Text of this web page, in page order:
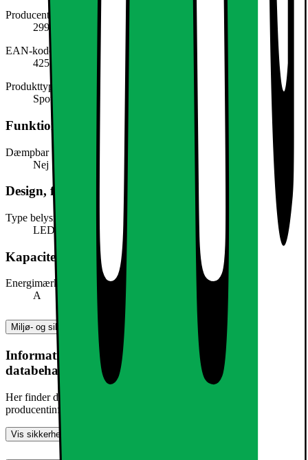
Producentens varenummer
299017739
EAN-kode
4251171788747
Produkttype
Spotlys
Funktioner
Dæmpbar
Nej
Design, form og placering
Type belysning
LED
Kapacitet, forbrug og strøm
Energimærke
A
Miljø- og sikkerhedsoplysninger
Information om produktsikkerhed og
databehandling
Her finder du information om generel produktsikkerhed og
producentinformation
Vis sikkerhedsoplysninger